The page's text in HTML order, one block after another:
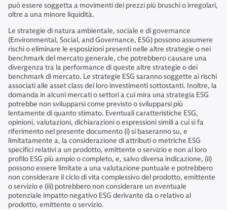
può essere soggetta a movimenti dei prezzi più bruschi o irregolari,
oltre a una minore liquidità.
Le strategie di natura ambientale, sociale e di governance
(Environmental, Social, and Governance, ESG) possono assumere
rischi o eliminare le esposizioni presenti nelle altre strategie o nei
benchmark del mercato generale, che potrebbero causare una
divergenza tra la performance di queste altre strategie o dei
benchmark di mercato. Le strategie ESG saranno soggette ai rischi
associati alle asset class dei loro investimenti sottostanti. Inoltre, la
domanda in alcuni mercati o settori a cui mira una strategia ESG
potrebbe non svilupparsi come previsto o svilupparsi più
lentamente di quanto stimato. Eventuali caratteristiche ESG,
opinioni, valutazioni, dichiarazioni o espressioni simili a cui si fa
riferimento nel presente documento (i) si baseranno su, e
limitatamente a, la considerazione di attributi o metriche ESG
specifici relativi a un prodotto, emittente o servizio e non al loro
profilo ESG più ampio o completo, e, salvo diversa indicazione, (ii)
possono essere limitate a una valutazione puntuale e potrebbero
non considerare il ciclo di vita complessivo del prodotto, emittente
o servizio e (iii) potrebbero non considerare un eventuale
potenziale impatto negativo ESG derivante da o relativo al
prodotto, emittente o servizio.